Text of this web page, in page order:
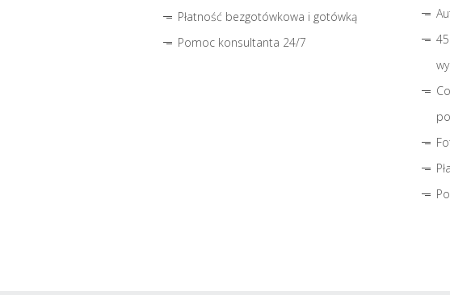
Płatność bezgotówkowa i gotówką
Pomoc konsultanta 24/7